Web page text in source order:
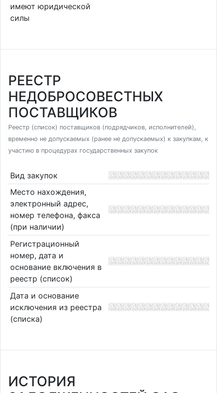
имеют юридической
силы
РЕЕСТР
НЕДОБРОСОВЕСТНЫХ
ПОСТАВЩИКОВ
Реестр (список) поставщиков (подрядчиков, исполнителей),
временно не допускаемых (ранее не допускаемых) к закупкам, к
участию в процедурах государственных закупок
Вид закупок
Место нахождения,
электронный адрес,
номер телефона, факса
(при наличии)
Регистрационный
номер, дата и
основание включения в
реестр (список)
Дата и основание
исключения из реестра
(списка)
ИСТОРИЯ